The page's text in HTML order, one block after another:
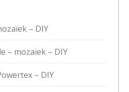
– DIY
– mozaïek – DIY
– DIY